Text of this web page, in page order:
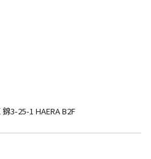
3-25-1 HAERA B2F